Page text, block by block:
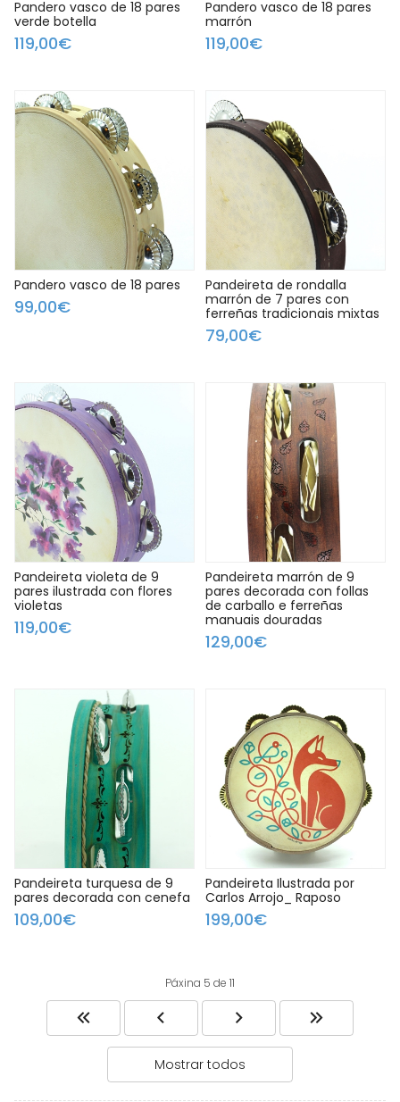
Pandero vasco de 18 pares
verde botella
119,00€
Pandero vasco de 18 pares
marrón
119,00€
Pandero vasco de 18 pares
99,00€
Pandeireta de rondalla
marrón de 7 pares con
ferreñas tradicionais mixtas
79,00€
Pandeireta violeta de 9
pares ilustrada con flores
violetas
119,00€
Pandeireta marrón de 9
pares decorada con follas
de carballo e ferreñas
manuais douradas
129,00€
Pandeireta turquesa de 9
pares decorada con cenefa
109,00€
Pandeireta Ilustrada por
Carlos Arrojo_ Raposo
199,00€
Páxina 5 de 11
Mostrar todos